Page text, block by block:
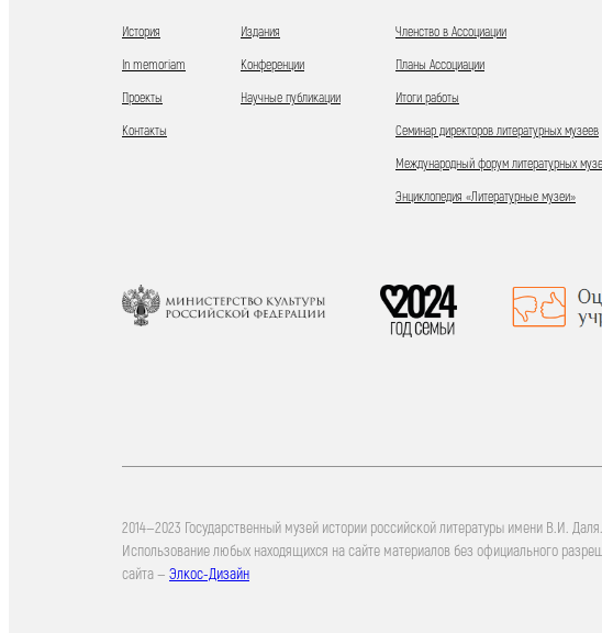
История
In memoriam
Проекты
Контакты
Издания
Конференции
Научные публикации
Членство в Ассоциации
Планы Ассоциации
Итоги работы
Семинар директоров литературных музеев
Международный форум литературных
Энциклопедия «Литературные музеи»
2014—2023 Государственный музей истории российской литературы имени В.И.
Использование любых находящихся на сайте материалов без официального
сайта — Элкос-Дизайн